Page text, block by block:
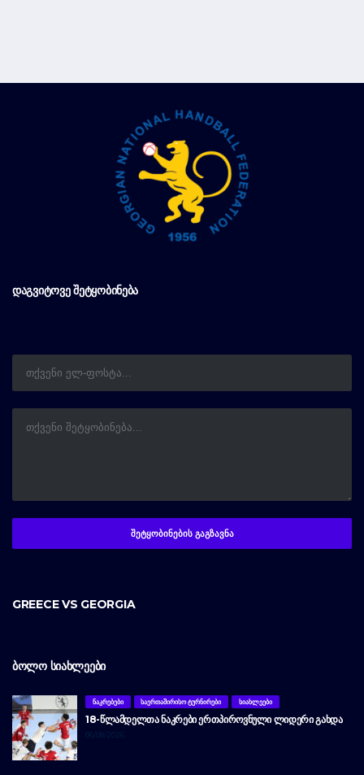
ᲓᲐᲒᲕᲘᲢᲝᲕᲔ ᲨᲔᲢᲧᲝᲑᲘᲜᲔᲑᲐ
GREECE VS GEORGIA
ᲑᲝᲚᲝ ᲡᲘᲐᲮᲚᲔᲔᲑᲘ
ᲜᲐᲙᲠᲔᲑᲔᲑᲘ ᲡᲐᲔᲠᲗᲐᲨᲘᲠᲘᲡᲝ ᲢᲣᲠᲜᲘᲠᲔᲑᲘ ᲡᲘᲐᲮᲚᲔᲔᲑᲘ
18-ᲬᲚᲐᲛᲓᲔᲚᲗᲐ ᲜᲐᲙᲠᲔᲑᲘ ᲔᲠᲗᲞᲘᲠᲝᲕᲜᲣᲚᲘ ᲚᲘᲓᲔᲠᲘ ᲒᲐᲮᲓᲐ
06/08/2026